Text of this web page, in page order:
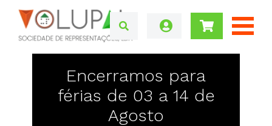
Encerramos para
férias de 03 a 14 de
Agosto